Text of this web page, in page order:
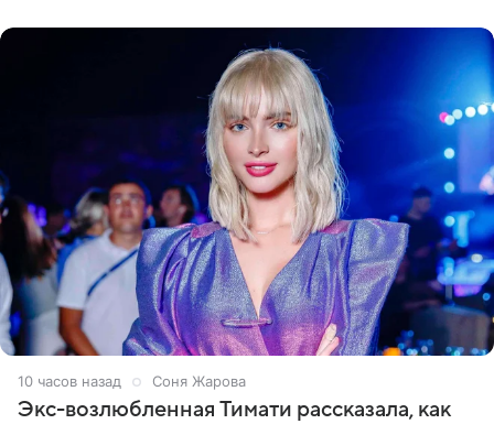
10 часов назад Соня Жарова
Экс-возлюбленная Тимати рассказала, как